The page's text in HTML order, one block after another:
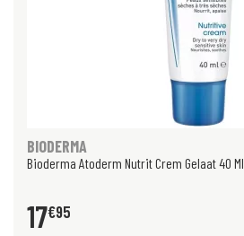
BIODERMA
Bioderma Atoderm Nutrit Crem Gelaat 40 Ml
17€95